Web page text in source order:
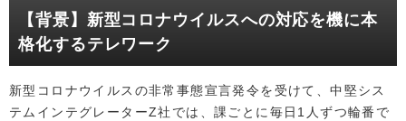
【背景】新型コロナウイルスへの対応を機に本
格化するテレワーク
新型コロナウイルスの非常事態宣言発令を受けて、中堅シス
テムインテグレーターZ社では、課ごとに毎日1人ずつ輪番で